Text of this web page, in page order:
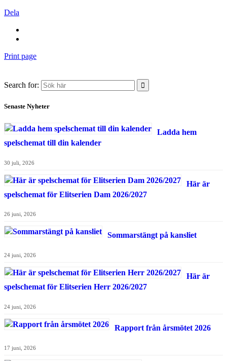
Dela
Print page
Search for:
Senaste Nyheter
Ladda hem
spelschemat till din kalender
30 juli, 2026
Här är
spelschemat för Elitserien Dam 2026/2027
26 juni, 2026
Sommarstängt på kansliet
24 juni, 2026
Här är
spelschemat för Elitserien Herr 2026/2027
24 juni, 2026
Rapport från årsmötet 2026
17 juni, 2026